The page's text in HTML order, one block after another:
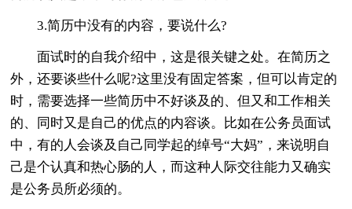
3.简历中没有的内容，要说什么?
面试时的自我介绍中，这是很关键之处。在简历之
外，还要谈些什么呢?这里没有固定答案，但可以肯定的
时，需要选择一些简历中不好谈及的、但又和工作相关
的、同时又是自己的优点的内容谈。比如在公务员面试
中，有的人会谈及自己同学起的绰号“大妈”，来说明自
己是个认真和热心肠的人，而这种人际交往能力又确实
是公务员所必须的。